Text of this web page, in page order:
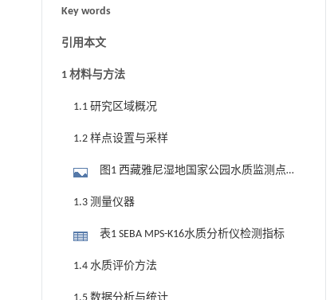
Key words
引用本文
1 材料与方法
1.1 研究区域概况
1.2 样点设置与采样
图1 西藏雅尼湿地国家公园水质监测点
1.3 测量仪器
表1 SEBA MPS-K16水质分析仪检测指标
1.4 水质评价方法